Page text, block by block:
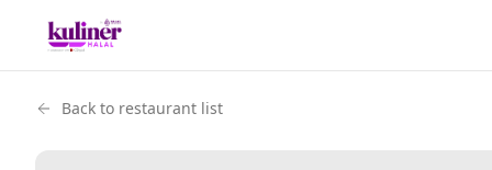
Back to restaurant list